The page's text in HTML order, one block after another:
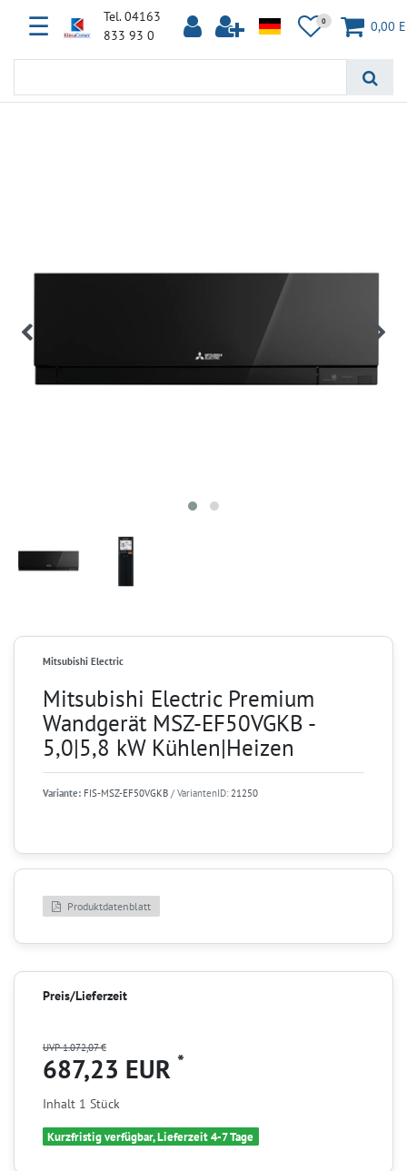
☰
Tel. 04163
833 93 0
0 0,00
Mitsubishi Electric
Mitsubishi Electric Premium
Wandgerät MSZ-EF50VGKB -
5,0|5,8 kW Kühlen|Heizen
Variante: FIS-MSZ-EF50VGKB / VariantenID: 21250
Produktdatenblatt
Preis/Lieferzeit
UVP 1.072,07 €
687,23 EUR *
Inhalt 1 Stück
Kurzfristig verfügbar, Lieferzeit 4-7 Tage